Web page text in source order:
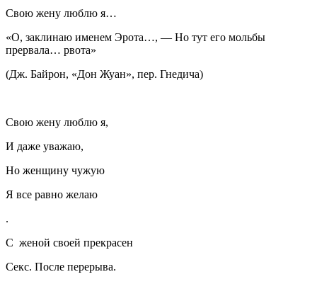
Свою жену люблю я…
«О, заклинаю именем Эрота…, — Но тут его мольбы
прервала… рвота»
(Дж. Байрон, «Дон Жуан», пер. Гнедича)
Свою жену люблю я,
И даже уважаю,
Но женщину чужую
Я все равно желаю
.
С женой своей прекрасен
Секс. После перерыва.